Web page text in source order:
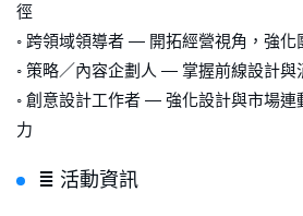
徑
◦ 跨領域領導者 — 開拓經營視角，強化
◦ 策略／內容企劃人 — 掌握前線設計與
◦ 創意設計工作者 — 強化設計與市場連
力
≣ 活動資訊